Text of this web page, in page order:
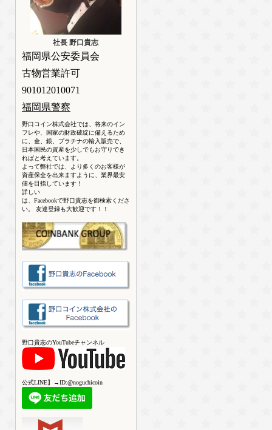
社長 野口貴志
福岡県公安委員会
古物営業許可
901012010071
福岡県警察
野口コイン株式会社では、将来のイン
フレや、国家の財政破綻に備えるため
に、金、銀、プラチナの輸入販売で、
日本国民の資産を少しでもお守りでき
ればと考えています。
よって弊社では、より多くのお客様が
資産保全を出来ますように、業界最安
値を目指しています！
詳しい
は、Facebookで野口貴志を御検索くださ
い。 友達登録も大歓迎です！！
野口貴志のYouTubeチャンネル
公式LINE】→ID:@noguchicoin